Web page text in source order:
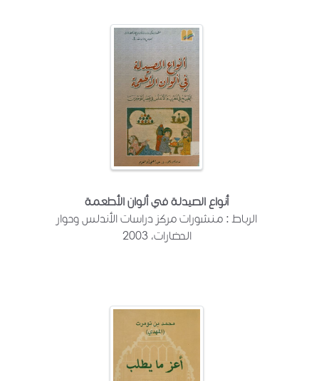
أنواع الصيدلة في ألوان الأطعمة
الرباط : منشورات مركز دراسات الأندلس وحوار
الحضارات، 2003